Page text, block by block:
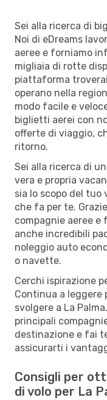
Sei alla ricerca di
Noi di eDreams
aeree e forniamo
migliaia di rotte
piattaforma
operano nella
modo facile e
biglietti aerei con
offerte di viaggio,
ritorno.
Sei alla ricerca di
vera e propria
sia lo scopo del tuo
che fa per te.
compagnie aeree
anche incredibili
noleggio auto
o navette.
Cerchi ispirazione
Continua a
svolgere a La
principali
destinazione e fai
assicurarti i
Consigli per
di volo per La